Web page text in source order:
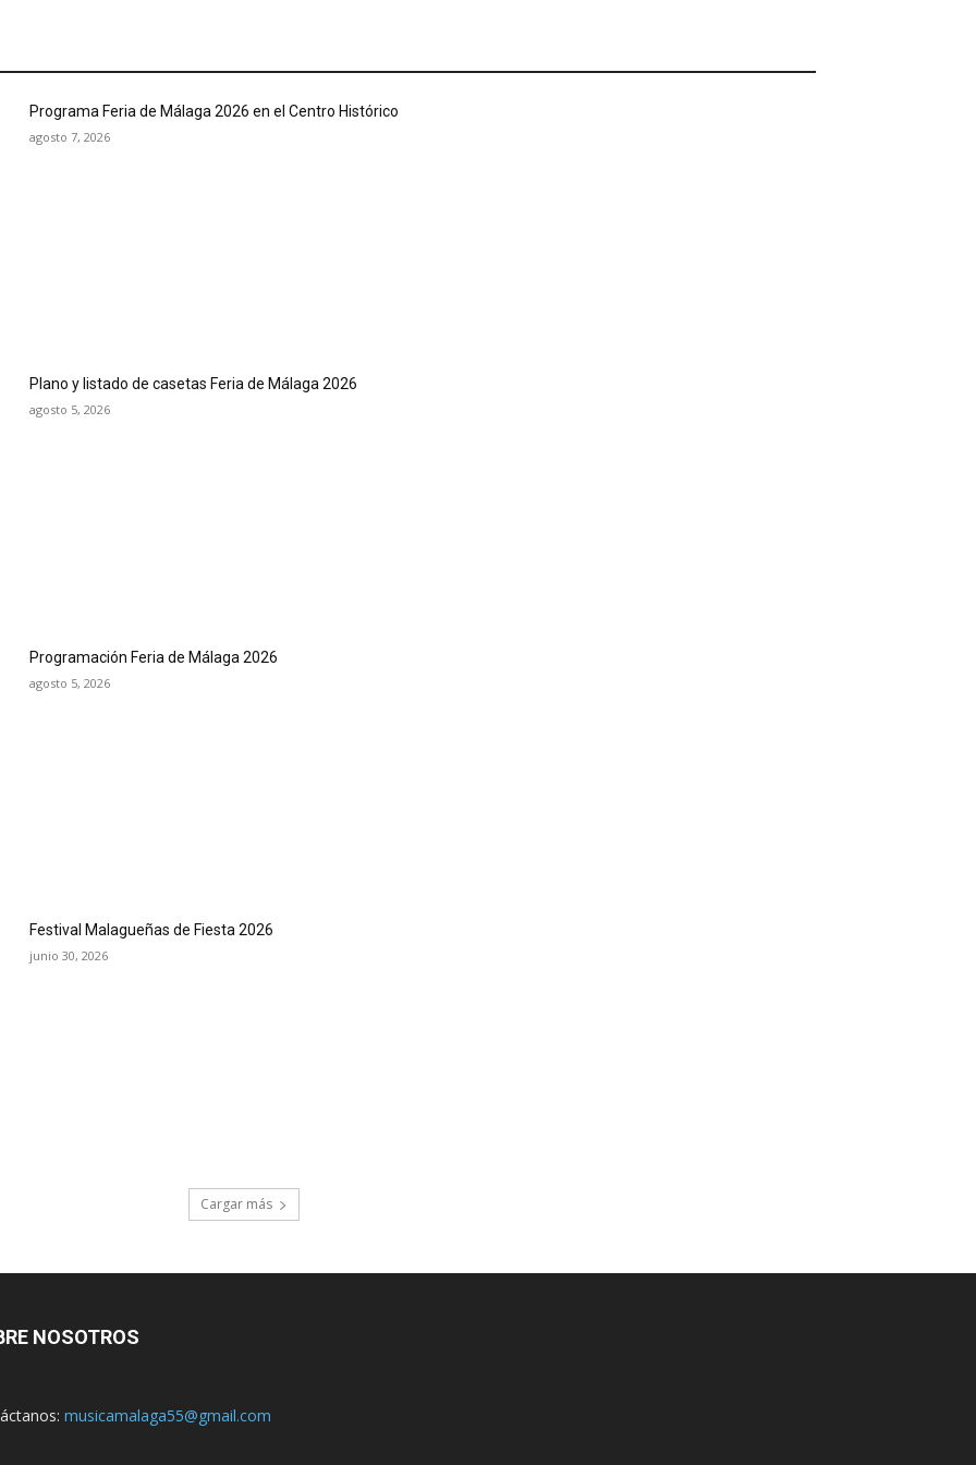
Programa Feria de Málaga 2026 en el Centro Histórico
agosto 7, 2026
Plano y listado de casetas Feria de Málaga 2026
agosto 5, 2026
Programación Feria de Málaga 2026
agosto 5, 2026
Festival Malagueñas de Fiesta 2026
junio 30, 2026
Cargar más
NOSOTROS
musicamalaga55@gmail.com